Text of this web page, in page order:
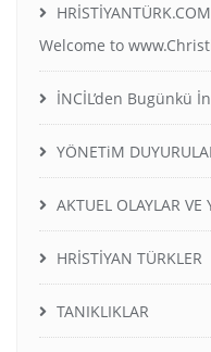
Welcome to
İNCİL’den Bugünkü
YÖNETiM
AKTUEL OLAYLAR VE
HRİSTİYAN TÜRKLER
TANIKLIKLAR